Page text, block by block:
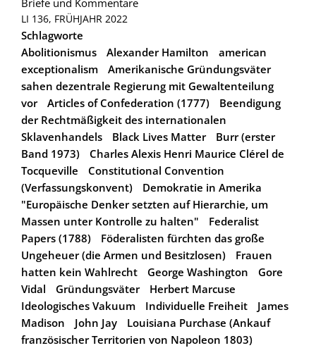
LI 136, FRÜHJAHR 2022
Schlagworte
Abolitionismus
Alexander Hamilton
american
exceptionalism
Amerikanische Gründungsväter
sahen dezentrale Regierung mit Gewaltenteilung
vor
Articles of Confederation (1777)
Beendigung
der Rechtmäßigkeit des internationalen
Sklavenhandels
Black Lives Matter
Burr (erster
Band 1973)
Charles Alexis Henri Maurice Clérel de
Tocqueville
Constitutional Convention
(Verfassungskonvent)
Demokratie in Amerika
"Europäische Denker setzten auf Hierarchie, um
Massen unter Kontrolle zu halten"
Federalist
Papers (1788)
Föderalisten fürchten das große
Ungeheuer (die Armen und Besitzlosen)
Frauen
hatten kein Wahlrecht
George Washington
Gore
Vidal
Gründungsväter
Herbert Marcuse
Ideologisches Vakuum
Individuelle Freiheit
James
Madison
John Jay
Louisiana Purchase (Ankauf
französischer Territorien von Napoleon 1803)